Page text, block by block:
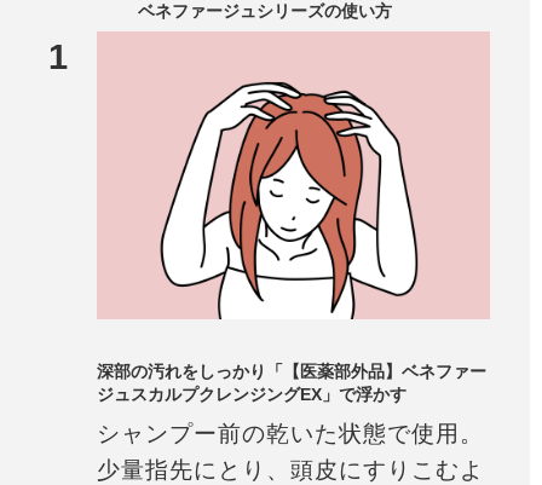
ベネファージュシリーズの使い方
1
深部の汚れをしっかり「【医薬部外品】ベネファー
ジュスカルプクレンジングEX」で浮かす
シャンプー前の乾いた状態で使用。
少量指先にとり、頭皮にすりこむよ